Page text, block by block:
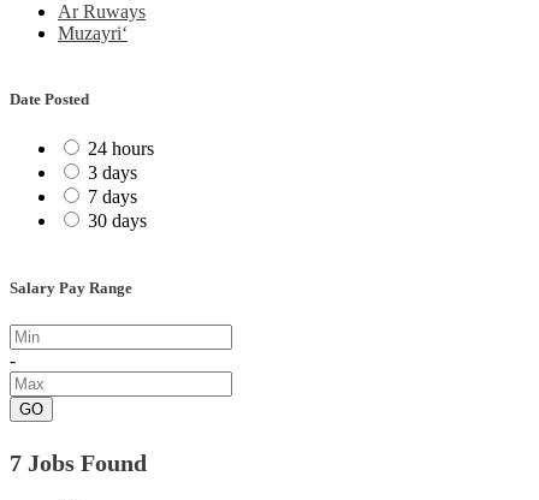
Ar Ruways
Muzayri‘
Date Posted
24 hours
3 days
7 days
30 days
Salary Pay Range
-
GO
7 Jobs Found